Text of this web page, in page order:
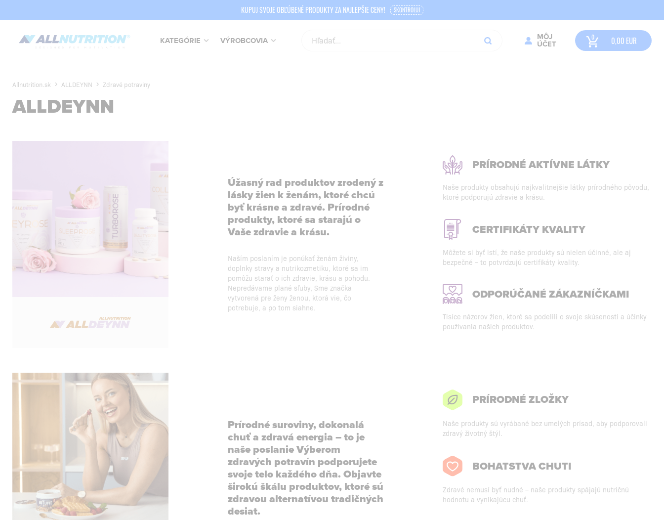
KUPUJ SVOJE OBĽÚBENÉ PRODUKTY ZA NAJLEPŠIE CENY! SKONTROLUJ
KATEGÓRIE VÝROBCOVIA
MÔJ
ÚČET
0,00 EUR
Allnutrition.sk ALLDEYNN Zdravé potraviny
ALLDEYNN
Úžasný rad produktov zrodený z
lásky žien k ženám, ktoré chcú
byť krásne a zdravé. Prírodné
produkty, ktoré sa starajú o
Vaše zdravie a krásu.
Naším poslaním je ponúkať ženám živiny,
doplnky stravy a nutrikozmetiku, ktoré sa im
pomôžu starať o ich zdravie, krásu a pohodu.
Nepredávame plané sľuby, Sme značka
vytvorená pre ženy ženou, ktorá vie, čo
potrebuje, a po tom siahne.
PRÍRODNÉ AKTÍVNE LÁTKY
Naše produkty obsahujú najkvalitnejšie látky prírodného pôvodu,
ktoré podporujú zdravie a krásu.
CERTIFIKÁTY KVALITY
Môžete si byť istí, že naše produkty sú nielen účinné, ale aj
bezpečné – to potvrdzujú certifikáty kvality.
ODPORÚČANÉ ZÁKAZNÍČKAMI
Tisíce názorov žien, ktoré sa podelili o svoje skúsenosti a účinky
používania našich produktov.
Prírodné suroviny, dokonalá
chuť a zdravá energia – to je
naše poslanie Výberom
zdravých potravín podporujete
svoje telo každého dňa. Objavte
širokú škálu produktov, ktoré sú
zdravou alternatívou tradičných
desiat.
PRÍRODNÉ ZLOŽKY
Naše produkty sú vyrábané bez umelých prísad, aby podporovali
zdravý životný štýl.
BOHATSTVA CHUTI
Zdravé nemusí byť nudné – naše produkty spájajú nutričnú
hodnotu a vynikajúcu chuť.